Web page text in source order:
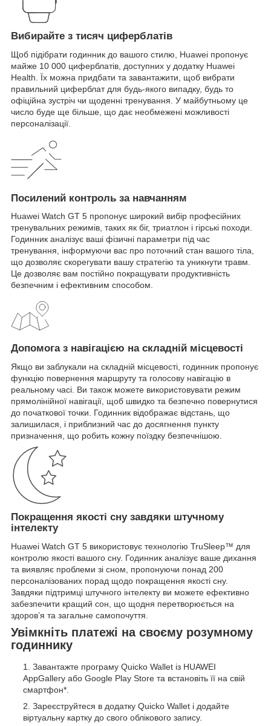
Вибирайте з тисяч циферблатів
Щоб підібрати годинник до вашого стилю, Huawei пропонує
майже 10 000 циферблатів, доступних у додатку Huawei
Health. Їх можна придбати та завантажити, щоб вибрати
правильний циферблат для будь-якого випадку, будь то
офіційна зустріч чи щоденні тренування. У майбутньому це
число буде ще більше, що дає необмежені можливості
персоналізації.
Посилений контроль за навчанням
Huawei Watch GT 5 пропонує широкий вибір професійних
тренувальних режимів, таких як біг, триатлон і гірські походи.
Годинник аналізує ваші фізичні параметри під час
тренування, інформуючи вас про поточний стан вашого тіла,
що дозволяє скорегувати вашу стратегію та уникнути травм.
Це дозволяє вам постійно покращувати продуктивність
безпечним і ефективним способом.
Допомога з навігацією на складній місцевості
Якщо ви заблукали на складній місцевості, годинник пропонує
функцію повернення маршруту та голосову навігацію в
реальному часі. Ви також можете використовувати режим
прямолінійної навігації, щоб швидко та безпечно повернутися
до початкової точки. Годинник відображає відстань, що
залишилася, і приблизний час до досягнення пункту
призначення, що робить кожну поїздку безпечнішою.
Покращення якості сну завдяки штучному
інтелекту
Huawei Watch GT 5 використовує технологію TruSleep™ для
контролю якості вашого сну. Годинник аналізує ваше дихання
та виявляє проблеми зі сном, пропонуючи понад 200
персоналізованих порад щодо покращення якості сну.
Завдяки підтримці штучного інтелекту ви можете ефективно
забезпечити кращий сон, що щодня перетворюється на
здоров’я та загальне самопочуття.
Увімкніть платежі на своєму розумному
годиннику
Завантажте програму Quicko Wallet із HUAWEI
AppGallery або Google Play Store та встановіть її на свій
смартфон*.
Зареєструйтеся в додатку Quicko Wallet і додайте
віртуальну картку до свого облікового запису.